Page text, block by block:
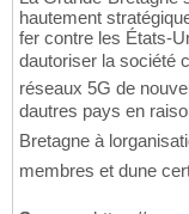
hautement
fer contre les États-
dautoriser la
réseaux 5G de
dautres pays en
Bretagne à
membres et dune